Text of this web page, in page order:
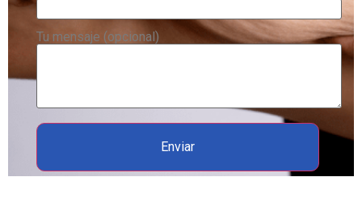
Tu mensaje (opcional)